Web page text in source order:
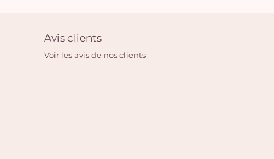
Avis clients
Voir les avis de nos clients